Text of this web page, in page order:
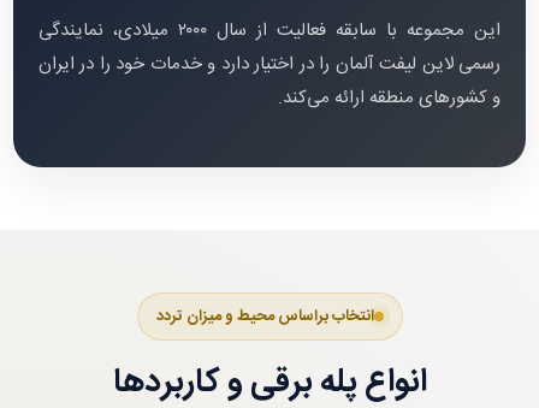
این مجموعه با سابقه فعالیت از سال ۲۰۰۰ میلادی، نمایندگی
رسمی لاین لیفت آلمان را در اختیار دارد و خدمات خود را در ایران
و کشورهای منطقه ارائه می‌کند.
انتخاب براساس محیط و میزان تردد
انواع پله برقی و کاربردها